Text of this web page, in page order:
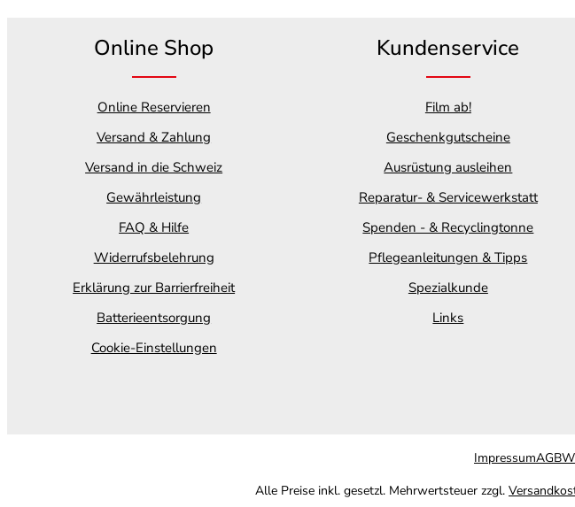
Online Shop
Online Reservieren
Versand & Zahlung
Versand in die Schweiz
Gewährleistung
FAQ & Hilfe
Widerrufsbelehrung
Erklärung zur Barrierfreiheit
Batterieentsorgung
Cookie-Einstellungen
Kundenservice
Film ab!
Geschenkgutscheine
Ausrüstung ausleihen
Reparatur- & Servicewerkstatt
Spenden - & Recyclingtonne
Pflegeanleitungen & Tipps
Spezialkunde
Links
ImpressumAGB
Alle Preise inkl. gesetzl. Mehrwertsteuer zzgl.